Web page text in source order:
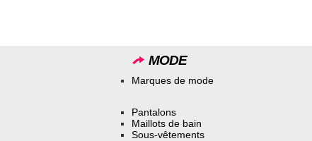
MODE
Marques de mode
Pantalons
Maillots de bain
Sous-vêtements